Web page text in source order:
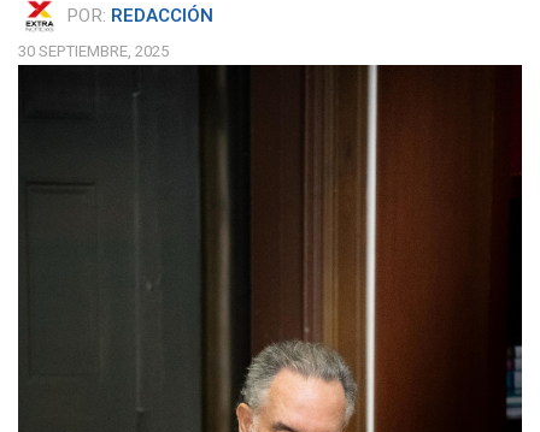
POR: REDACCIÓN
30 SEPTIEMBRE, 2025